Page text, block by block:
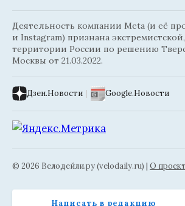
Деятельность компании Meta (и её
и Instagram) признана
территории России по решению
Москвы от 21.03.2022.
Дзен.Новости | Google.Новости
© 2026 Велодейли.ру (velodaily.ru) | О
Написать в редакцию